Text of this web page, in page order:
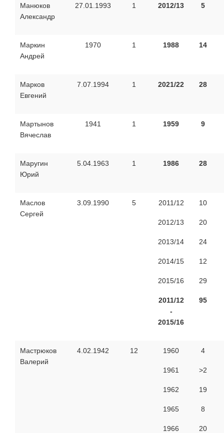
Манюков
Александр
27.01.1993 1 2012/13 5
Маркин
Андрей
1970 1 1988 14
Марков
Евгений
7.07.1994 1 2021/22 28
Мартынов
Вячеслав
1941 1 1959 9
Маругин
Юрий
5.04.1963 1 1986 28
Маслов
Сергей
3.09.1990 5 2011/12
2012/13
2013/14
2014/15
2015/16
2011/12
-
2015/16
10
20
24
12
29
95
Мастрюков
Валерий
4.02.1942 12 1960
1961
1962
1965
1966
4
>2
19
8
20